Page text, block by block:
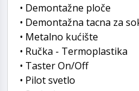
• Demontažne ploče
• Demontažna tacna za
• Metalno kućište
• Ručka - Termoplastika
• Taster On/Off
• Pilot svetlo